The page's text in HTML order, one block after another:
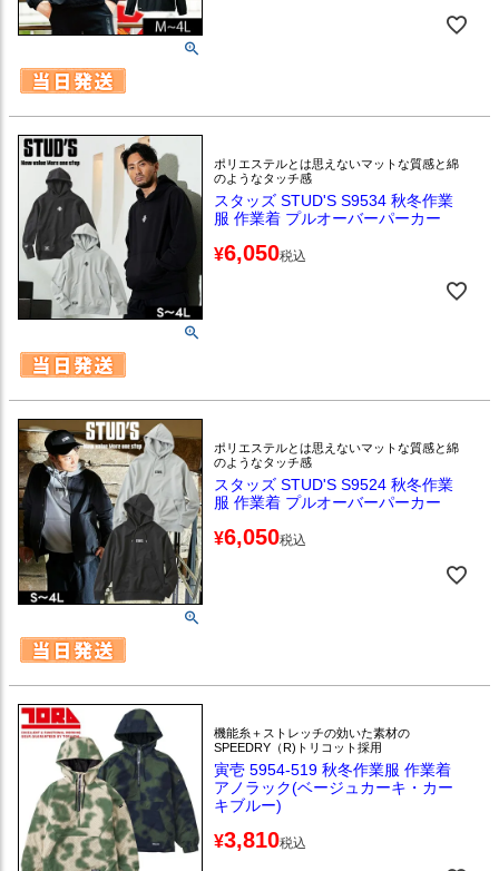
ポリエステルとは思えないマットな質感と綿
のようなタッチ感
スタッズ STUD'S S9534 秋冬作業
服 作業着 プルオーバーパーカー
¥6,050税込
ポリエステルとは思えないマットな質感と綿
のようなタッチ感
スタッズ STUD'S S9524 秋冬作業
服 作業着 プルオーバーパーカー
¥6,050税込
機能糸＋ストレッチの効いた素材の
SPEEDRY（R)トリコット採用
寅壱 5954-519 秋冬作業服 作業着
アノラック(ベージュカーキ・カー
キブルー)
¥3,810税込